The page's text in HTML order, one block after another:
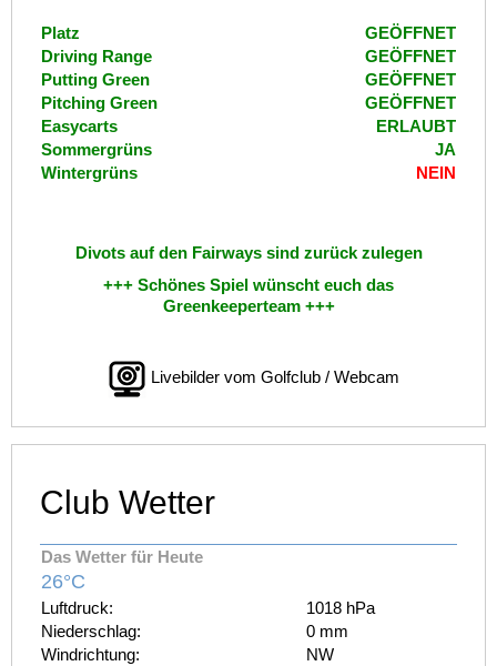
Platz
GEÖFFNET
Driving Range
GEÖFFNET
Putting Green
GEÖFFNET
Pitching Green
GEÖFFNET
Easycarts
ERLAUBT
Sommergrüns
JA
Wintergrüns
NEIN
Divots auf den Fairways sind zurück zulegen
+++ Schönes Spiel wünscht euch das
Greenkeeperteam +++
Livebilder vom Golfclub / Webcam
Club Wetter
Das Wetter für Heute
26°C
Luftdruck:
1018 hPa
Niederschlag:
0 mm
Windrichtung:
NW